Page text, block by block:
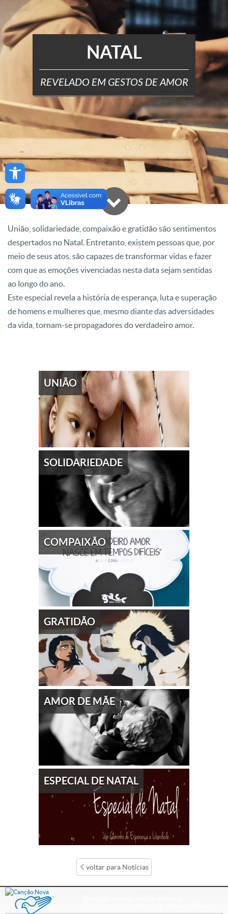
Open toolbar
NATAL
REVELADO EM GESTOS DE AMOR
União, solidariedade, compaixão e gratidão são sentimentos
despertados no Natal. Entretanto, existem pessoas que, por
meio de seus atos, são capazes de transformar vidas e fazer
com que as emoções vivenciadas nesta data sejam sentidas
ao longo do ano.
Este especial revela a história de esperança, luta e superação
de homens e mulheres que, mesmo diante das adversidades
da vida, tornam-se propagadores do verdadeiro amor.
UNIÃO
SOLIDARIEDADE
COMPAIXÃO
GRATIDÃO
AMOR DE MÃE
ESPECIAL DE NATAL
voltar para Notícias